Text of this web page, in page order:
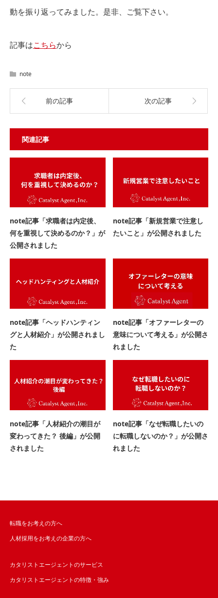
動を振り返ってみました。是非、ご覧下さい。
記事はこちらから
note
前の記事 次の記事
関連記事
note記事「求職者は内定後、
何を重視して決めるのか？」が
公開されました
note記事「新規営業で注意し
たいこと」が公開されました
note記事「ヘッドハンティン
グと人材紹介」が公開されまし
た
note記事「オファーレターの
意味について考える」が公開さ
れました
note記事「人材紹介の潮目が
変わってきた？ 後編」が公開
されました
note記事「なぜ転職したいの
に転職しないのか？」が公開さ
れました
転職をお考えの方へ
人材採用をお考えの企業の方へ
カタリストエージェントのサービス
カタリストエージェントの特徴・強み